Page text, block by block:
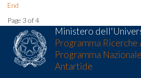
End
Page 3 of 4
Ministero
Programma
Programma
Antartide